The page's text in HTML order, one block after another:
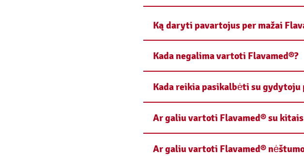
Ką daryti pavartojus per mažai
Kada negalima vartoti Flavamed®?
Kada reikia pasikalbėti su
Ar galiu vartoti Flavamed® su
Ar galiu vartoti Flavamed®